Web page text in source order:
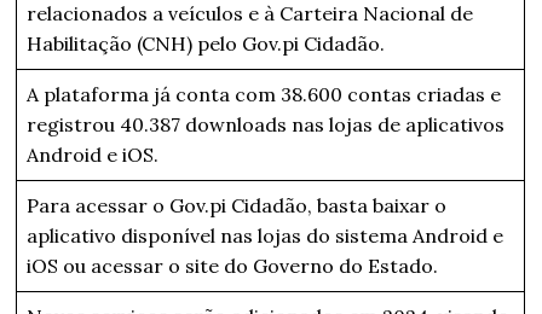
relacionados a veículos e à Carteira Nacional de
Habilitação (CNH) pelo Gov.pi Cidadão.
A plataforma já conta com 38.600 contas criadas e
registrou 40.387 downloads nas lojas de aplicativos
Android e iOS.
Para acessar o Gov.pi Cidadão, basta baixar o
aplicativo disponível nas lojas do sistema Android e
iOS ou acessar o site do Governo do Estado.